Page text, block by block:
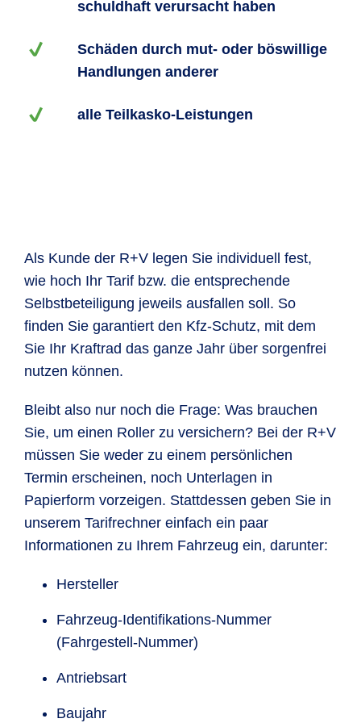
schuldhaft verursacht haben
Schäden durch mut- oder böswillige
Handlungen anderer
alle Teilkasko-Leistungen
Als Kunde der R+V legen Sie individuell fest,
wie hoch Ihr Tarif bzw. die entsprechende
Selbstbeteiligung jeweils ausfallen soll. So
finden Sie garantiert den Kfz-Schutz, mit dem
Sie Ihr Kraftrad das ganze Jahr über sorgenfrei
nutzen können.
Bleibt also nur noch die Frage: Was brauchen
Sie, um einen Roller zu versichern? Bei der R+V
müssen Sie weder zu einem persönlichen
Termin erscheinen, noch Unterlagen in
Papierform vorzeigen. Stattdessen geben Sie in
unserem Tarifrechner einfach ein paar
Informationen zu Ihrem Fahrzeug ein, darunter:
Hersteller
Fahrzeug-Identifikations-Nummer
(Fahrgestell-Nummer)
Antriebsart
Baujahr